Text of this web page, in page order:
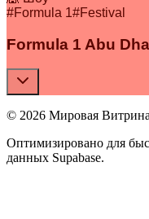
#Formula 1#Festival
Formula 1 Abu
© 2026 Мировая
Оптимизировано для
данных Supabase.